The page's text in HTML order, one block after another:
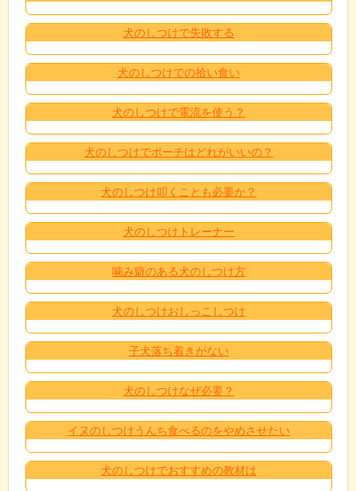
犬のしつけで失敗する
犬のしつけでの拾い食い
犬のしつけで電流を使う？
犬のしつけでポーチはどれがいいの？
犬のしつけ叩くことも必要か？
犬のしつけトレーナー
噛み癖のある犬のしつけ方
犬のしつけおしっこしつけ
子犬落ち着きがない
犬のしつけなぜ必要？
イヌのしつけうんち食べるのをやめさせたい
犬のしつけでおすすめの教材は